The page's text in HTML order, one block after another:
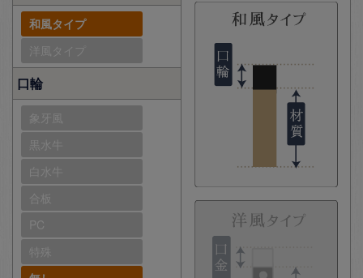
和風タイプ
洋風タイプ
口輪
象牙風
黒水牛
白水牛
合板
PC
特殊